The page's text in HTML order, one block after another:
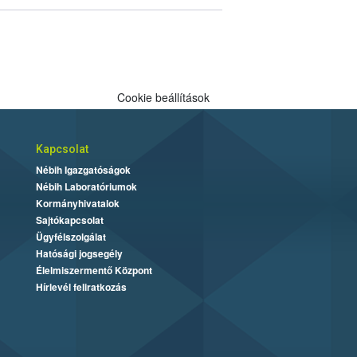
Cookie beállítások
Kapcsolat
Nébih Igazgatóságok
Nébih Laboratóriumok
Kormányhivatalok
Sajtókapcsolat
Ügyfélszolgálat
Hatósági jogsegély
Élelmiszermentő Központ
Hírlevél feliratkozás